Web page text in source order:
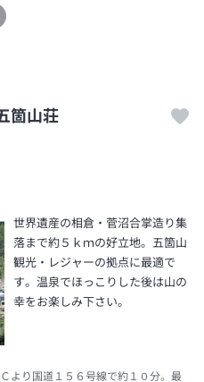
箇山荘
世界遺産の相倉・菅沼合掌造り集
落まで約５ｋｍの好立地。五箇山
観光・レジャーの拠点に最適で
す。温泉でほっこりした後は山の
幸をお楽しみ下さい。
より国道１５６号線で約１０分。最